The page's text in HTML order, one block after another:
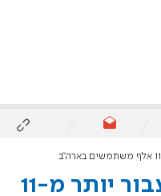
נטפליקס מושבתת עבור יותר מ-11